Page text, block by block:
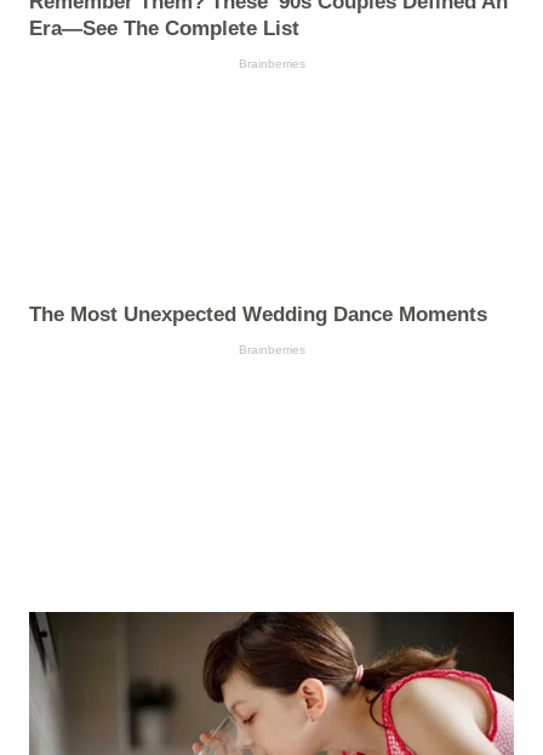
Era—See The Complete List
Brainberries
The Most Unexpected Wedding Dance Moments
Brainberries